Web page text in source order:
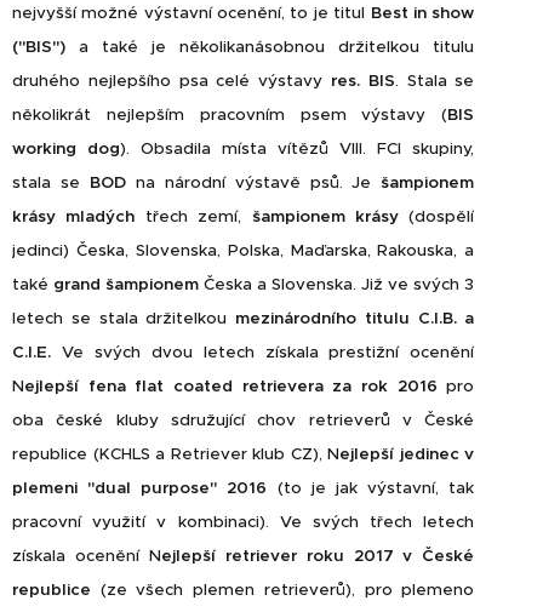
nejvyšší možné výstavní ocenění, to je titul Best in show
("BIS") a také je několikanásobnou držitelkou titulu
druhého nejlepšího psa celé výstavy res. BIS. Stala se
několikrát nejlepším pracovním psem výstavy (BIS
working dog). Obsadila místa vítězů VIII. FCI skupiny,
stala se BODna národní výstavě psů. Je šampionem
krásy mladých třech zemí, šampionem krásy(dospělí
jedinci) Česka, Slovenska, Polska, Maďarska, Rakouska, a
také grand šampionem Česka a Slovenska. Již ve svých 3
letech se stala držitelkou mezinárodního titulu C.I.B. a
C.I.E. Ve svých dvou letech získala prestižní ocenění
Nejlepší fena flat coated retrievera za rok 2016 pro
oba české kluby sdružující chov retrieverů v České
republice (KCHLS a Retriever klub CZ), Nejlepší jedinec v
plemeni "dual purpose" 2016 (to je jak výstavní, tak
pracovní využití v kombinaci). Ve svých třech letech
získala ocenění Nejlepší retriever roku 2017 v České
republice (ze všech plemen retrieverů), pro plemeno